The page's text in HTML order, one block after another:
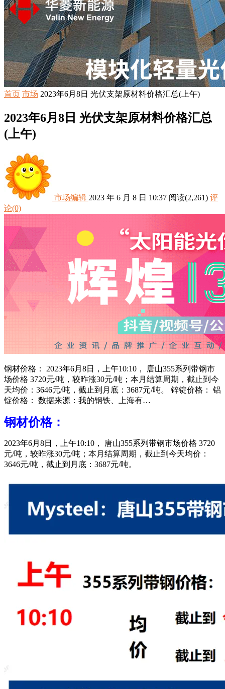
首页 市场 2023年6月8日 光伏支架原材料价格汇总(上午)
2023年6月8日 光伏支架原材料价格汇总
(上午)
市场编辑 2023 年 6 月 8 日 10:37 阅读(2,261) 评
论(0)
钢材价格： 2023年6月8日，上午10:10， 唐山355系列带钢市
场价格 3720元/吨，较昨涨30元/吨；本月结算周期，截止到今
天均价：3646元/吨，截止到月底：3687元/吨。 锌锭价格： 铝
锭价格： 数据来源：我的钢铁、上海有…
钢材价格：
2023年6月8日，上午10:10， 唐山355系列带钢市场价格 3720
元/吨，较昨涨30元/吨；本月结算周期，截止到今天均价：
3646元/吨，截止到月底：3687元/吨。